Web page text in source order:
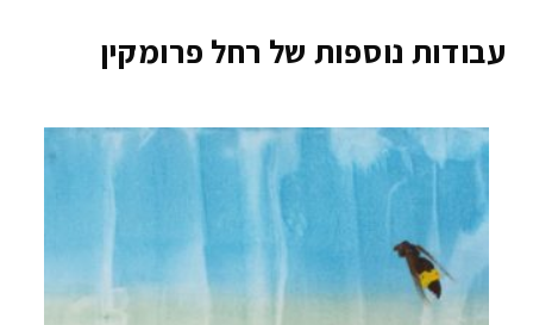
עבודות נוספות של רחל פרומקין